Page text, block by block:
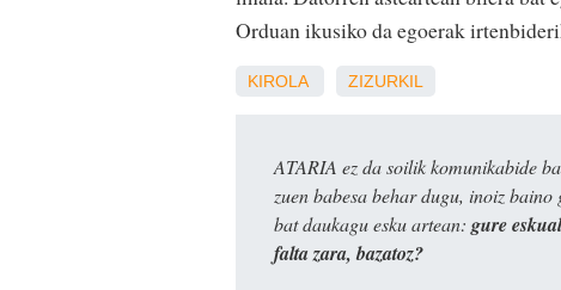
Orduan ikusiko da egoerak
KIROLA ZIZURKIL
ATARIA ez da soilik komunikabide
zuen babesa behar dugu, inoiz baino
bat daukagu esku artean: gure
falta zara, bazatoz?